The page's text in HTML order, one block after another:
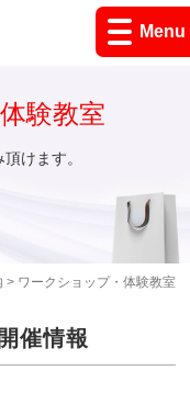
Menu
> ワークショップ・体験教室
験教室
けます。
催情報